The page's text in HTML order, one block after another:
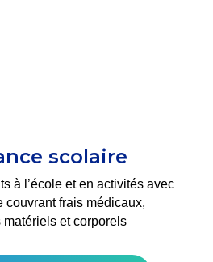
scolaire
à l’école et en activités avec
couvrant frais médicaux,
matériels et corporels